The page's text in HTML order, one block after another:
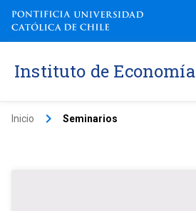
Instituto de Economía
Inicio keyboard_arrow_right Seminarios